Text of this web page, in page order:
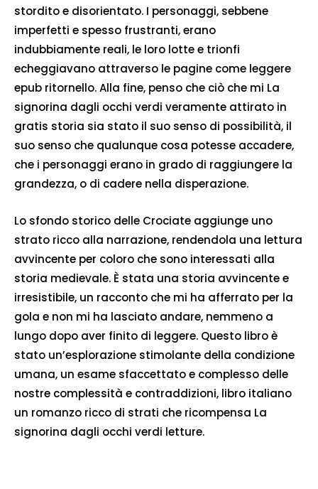
stordito e disorientato. I personaggi, sebbene
imperfetti e spesso frustranti, erano
indubbiamente reali, le loro lotte e trionfi
echeggiavano attraverso le pagine come leggere
epub ritornello. Alla fine, penso che ciò che mi La
signorina dagli occhi verdi veramente attirato in
gratis storia sia stato il suo senso di possibilità, il
suo senso che qualunque cosa potesse accadere,
che i personaggi erano in grado di raggiungere la
grandezza, o di cadere nella disperazione.
Lo sfondo storico delle Crociate aggiunge uno
strato ricco alla narrazione, rendendola una lettura
avvincente per coloro che sono interessati alla
storia medievale. È stata una storia avvincente e
irresistibile, un racconto che mi ha afferrato per la
gola e non mi ha lasciato andare, nemmeno a
lungo dopo aver finito di leggere. Questo libro è
stato un’esplorazione stimolante della condizione
umana, un esame sfaccettato e complesso delle
nostre complessità e contraddizioni, libro italiano
un romanzo ricco di strati che ricompensa La
signorina dagli occhi verdi letture.